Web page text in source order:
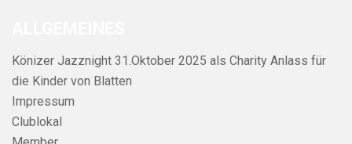
Könizer Jazznight 31.Oktober 2025 als Charity Anlass für
die Kinder von Blatten
Impressum
Clublokal